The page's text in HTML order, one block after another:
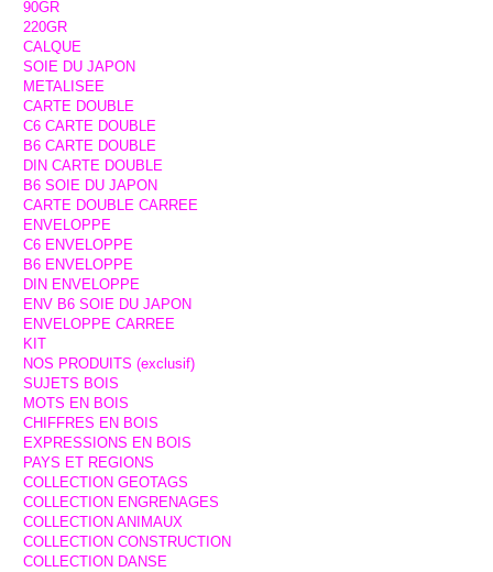
90GR
220GR
CALQUE
SOIE DU JAPON
METALISEE
CARTE DOUBLE
C6 CARTE DOUBLE
B6 CARTE DOUBLE
DIN CARTE DOUBLE
B6 SOIE DU JAPON
CARTE DOUBLE CARREE
ENVELOPPE
C6 ENVELOPPE
B6 ENVELOPPE
DIN ENVELOPPE
ENV B6 SOIE DU JAPON
ENVELOPPE CARREE
KIT
NOS PRODUITS (exclusif)
SUJETS BOIS
MOTS EN BOIS
CHIFFRES EN BOIS
EXPRESSIONS EN BOIS
PAYS ET REGIONS
COLLECTION GEOTAGS
COLLECTION ENGRENAGES
COLLECTION ANIMAUX
COLLECTION CONSTRUCTION
COLLECTION DANSE